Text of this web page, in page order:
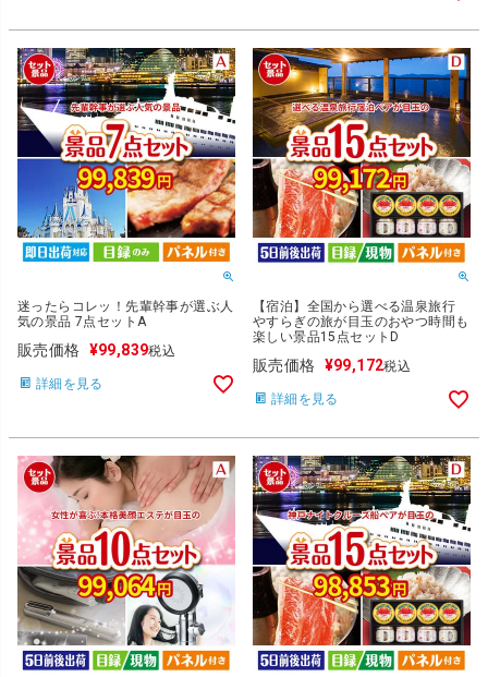
迷ったらコレッ！先輩幹事が選ぶ人
気の景品 7点セットA
販売価格 ¥99,839税込
詳細を見る
【宿泊】全国から選べる温泉旅行
やすらぎの旅が目玉のおやつ時間も
楽しい景品15点セットD
販売価格 ¥99,172税込
詳細を見る